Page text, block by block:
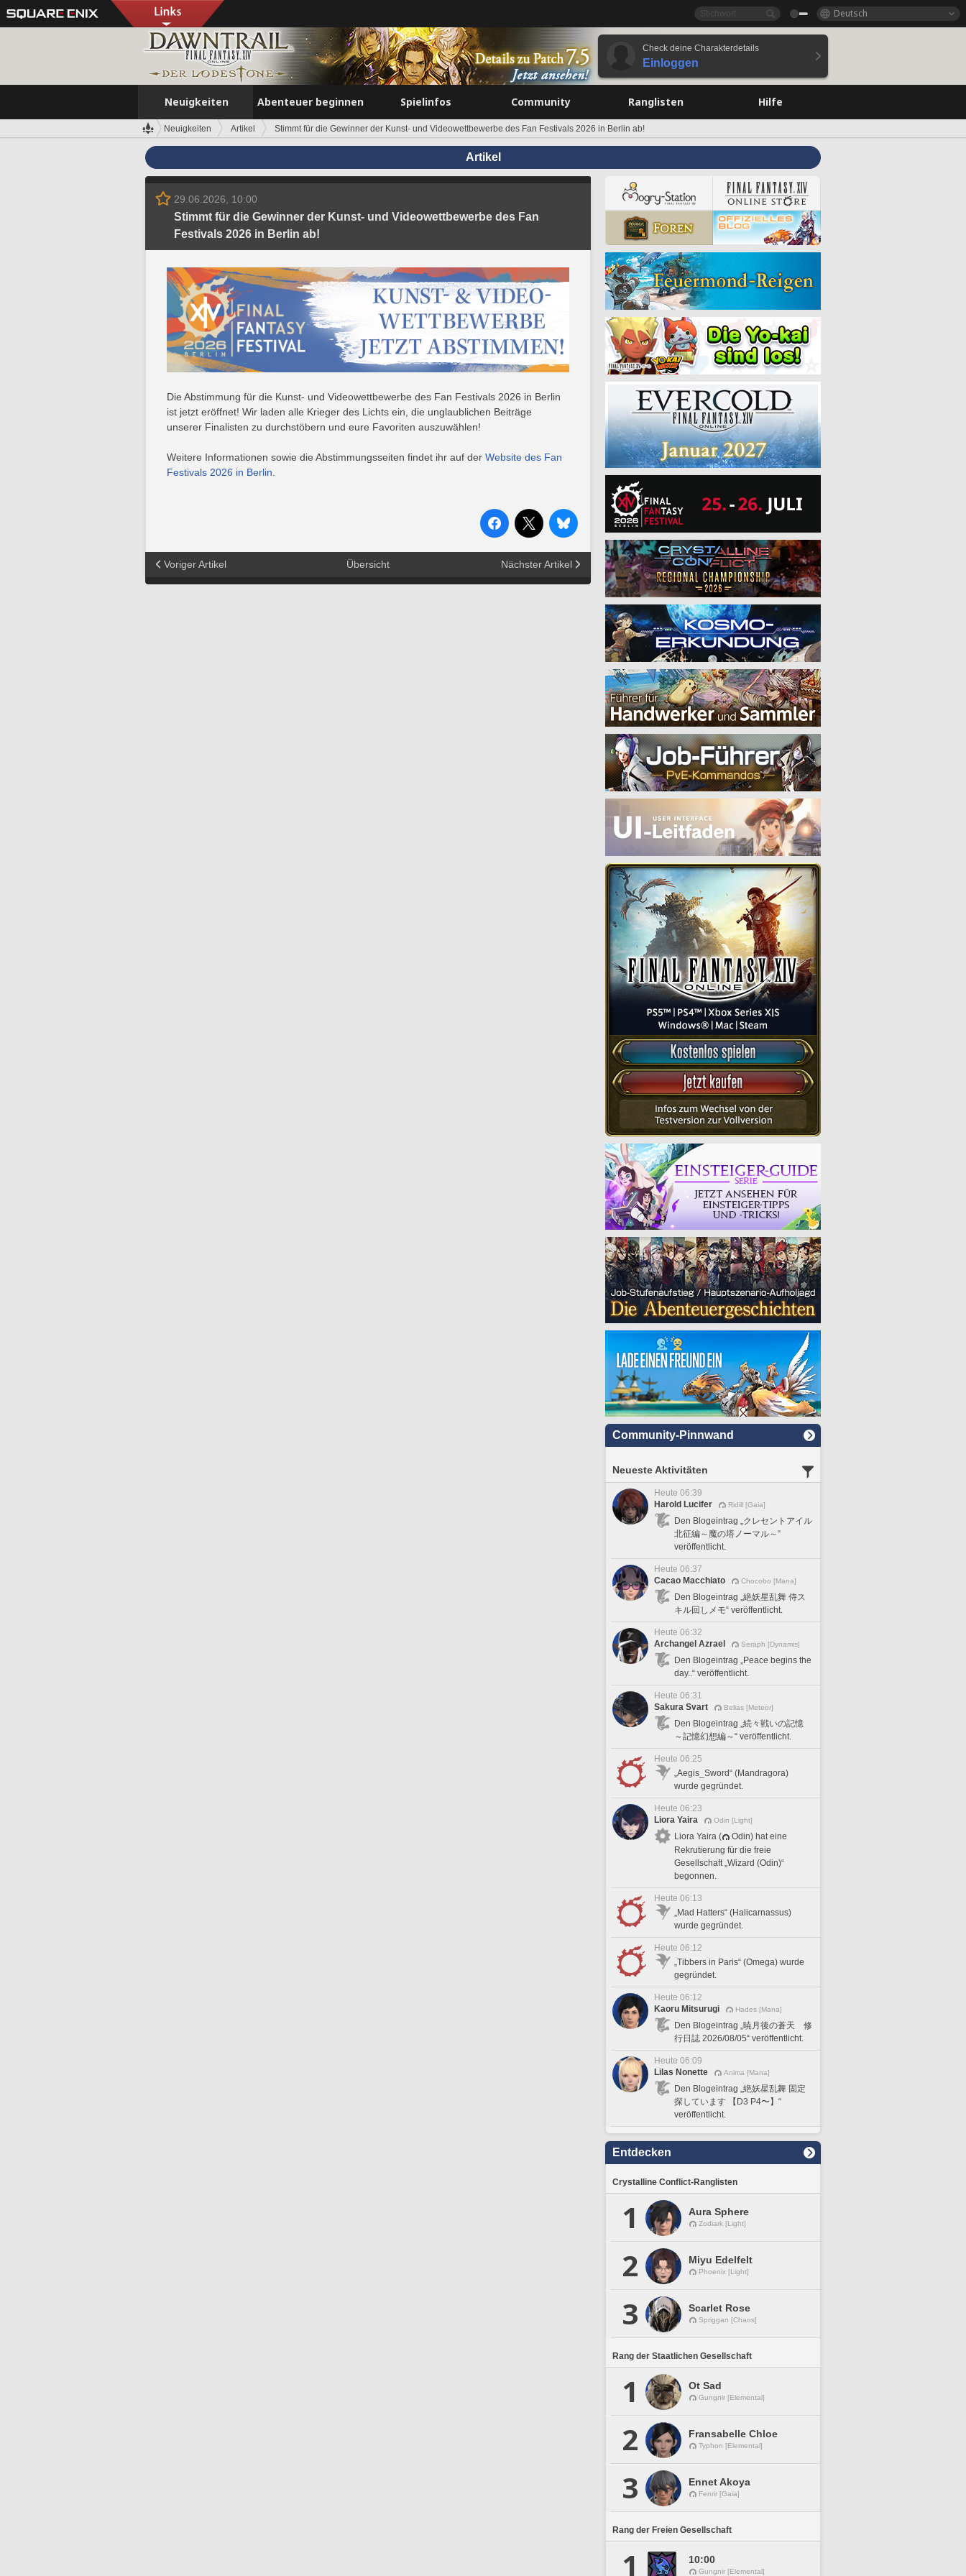
Deutsch
Check deine Charakterdetails
Einloggen
Neuigkeiten Abenteuer beginnen Spielinfos Community Ranglisten Hilfe
Neuigkeiten Artikel Stimmt für die Gewinner der Kunst- und Videowettbewerbe des Fan Festivals 2026 in Berlin ab!
Artikel
29.06.2026, 10:00
Stimmt für die Gewinner der Kunst- und Videowettbewerbe des Fan
Festivals 2026 in Berlin ab!
Die Abstimmung für die Kunst- und Videowettbewerbe des Fan Festivals 2026 in Berlin
ist jetzt eröffnet! Wir laden alle Krieger des Lichts ein, die unglaublichen Beiträge
unserer Finalisten zu durchstöbern und eure Favoriten auszuwählen!
Weitere Informationen sowie die Abstimmungsseiten findet ihr auf der Website des Fan
Festivals 2026 in Berlin.
Voriger Artikel Übersicht Nächster Artikel
Community-Pinnwand
Neueste Aktivitäten
Heute 06:39
Harold Lucifer
Ridill [Gaia]
Den Blogeintrag „クレセントアイル
北征編～魔の塔ノーマル～“
veröffentlicht.
Heute 06:37
Cacao Macchiato
Chocobo [Mana]
Den Blogeintrag „絶妖星乱舞 侍ス
キル回しメモ“ veröffentlicht.
Heute 06:32
Archangel Azrael
Seraph [Dynamis]
Den Blogeintrag „Peace begins the
day..“ veröffentlicht.
Heute 06:31
Sakura Svart
Belias [Meteor]
Den Blogeintrag „続々戦いの記憶
～記憶幻想編～“ veröffentlicht.
Heute 06:25
„Aegis_Sword“ (Mandragora)
wurde gegründet.
Heute 06:23
Liora Yaira
Odin [Light]
Liora Yaira (
Odin) hat eine
Rekrutierung für die freie
Gesellschaft „Wizard (Odin)“
begonnen.
Heute 06:13
„Mad Hatters“ (Halicarnassus)
wurde gegründet.
Heute 06:12
„Tibbers in Paris“ (Omega) wurde
gegründet.
Heute 06:12
Kaoru Mitsurugi
Hades [Mana]
Den Blogeintrag „暁月後の蒼天 修
行日誌 2026/08/05“ veröffentlicht.
Heute 06:09
Lilas Nonette
Anima [Mana]
Den Blogeintrag „絶妖星乱舞 固定
探しています 【D3 P4〜】“
veröffentlicht.
Entdecken
Crystalline Conflict-Ranglisten
1 Aura Sphere
Zodiark [Light]
2 Miyu Edelfelt
Phoenix [Light]
3 Scarlet Rose
Spriggan [Chaos]
Rang der Staatlichen Gesellschaft
1 Ot Sad
Gungnir [Elemental]
2 Fransabelle Chloe
Typhon [Elemental]
3 Ennet Akoya
Fenrir [Gaia]
Rang der Freien Gesellschaft
1 10:00
Gungnir [Elemental]